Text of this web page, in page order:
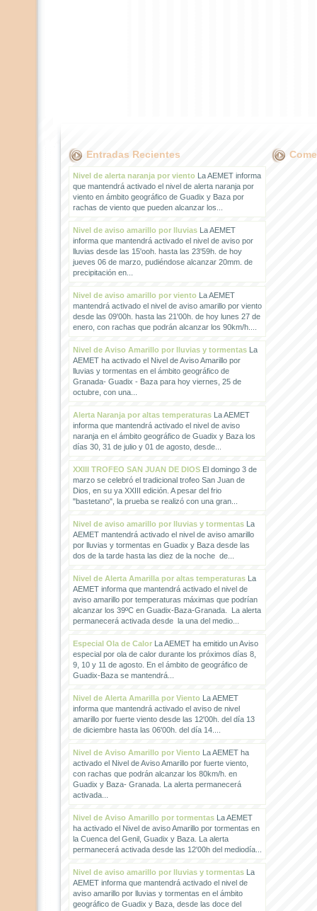
Entradas Recientes
Nivel de alerta naranja por vientoLa AEMET informa
que mantendrá activado el nivel de alerta naranja por
viento en ámbito geográfico de Guadix y Baza por
rachas de viento que pueden alcanzar los...
Nivel de aviso amarillo por lluviasLa AEMET
informa que mantendrá activado el nivel de aviso por
lluvias desde las 15'ooh. hasta las 23'59h. de hoy
jueves 06 de marzo, pudiéndose alcanzar 20mm. de
precipitación en...
Nivel de aviso amarillo por vientoLa AEMET
mantendrá activado el nivel de aviso amarillo por viento
desde las 09'00h. hasta las 21'00h. de hoy lunes 27 de
enero, con rachas que podrán alcanzar los 90km/h....
Nivel de Aviso Amarillo por lluvias y tormentasLa
AEMET ha activado el Nivel de Aviso Amarillo por
lluvias y tormentas en el ámbito geográfico de
Granada- Guadix - Baza para hoy viernes, 25 de
octubre, con una...
Alerta Naranja por altas temperaturasLa AEMET
informa que mantendrá activado el nivel de aviso
naranja en el ámbito geográfico de Guadix y Baza los
días 30, 31 de julio y 01 de agosto, desde...
XXIII TROFEO SAN JUAN DE DIOSEl domingo 3 de
marzo se celebró el tradicional trofeo San Juan de
Dios, en su ya XXIII edición. A pesar del frio
"bastetano", la prueba se realizó con una gran...
Nivel de aviso amarillo por lluvias y tormentasLa
AEMET mantendrá activado el nivel de aviso amarillo
por lluvias y tormentas en Guadix y Baza desde las
dos de la tarde hasta las diez de la noche de...
Nivel de Alerta Amarilla por altas temperaturasLa
AEMET informa que mantendrá activado el nivel de
aviso amarillo por temperaturas máximas que podrían
alcanzar los 39ºC en Guadix-Baza-Granada. La alerta
permanecerá activada desde la una del medio...
Especial Ola de CalorLa AEMET ha emitido un Aviso
especial por ola de calor durante los próximos días 8,
9, 10 y 11 de agosto. En el ámbito de geográfico de
Guadix-Baza se mantendrá...
Nivel de Alerta Amarilla por VientoLa AEMET
informa que mantendrá activado el aviso de nivel
amarillo por fuerte viento desde las 12'00h. del día 13
de diciembre hasta las 06'00h. del día 14....
Nivel de Aviso Amarillo por VientoLa AEMET ha
activado el Nivel de Aviso Amarillo por fuerte viento,
con rachas que podrán alcanzar los 80km/h. en
Guadix y Baza- Granada. La alerta permanecerá
activada...
Nivel de Aviso Amarillo por tormentasLa AEMET
ha activado el Nivel de aviso Amarillo por tormentas en
la Cuenca del Genil, Guadix y Baza. La alerta
permanecerá activada desde las 12'00h del mediodía...
Nivel de aviso amarillo por lluvias y tormentasLa
AEMET informa que mantendrá activado el nivel de
aviso amarillo por lluvias y tormentas en el ámbito
geográfico de Guadix y Baza, desde las doce del